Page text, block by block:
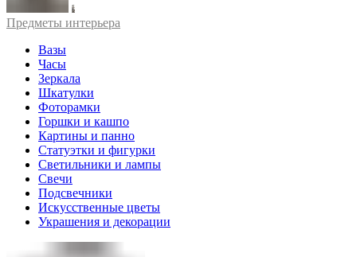
Предметы интерьера
Вазы
Часы
Зеркала
Шкатулки
Фоторамки
Горшки и кашпо
Картины и панно
Статуэтки и фигурки
Светильники и лампы
Свечи
Подсвечники
Искусственные цветы
Украшения и декорации